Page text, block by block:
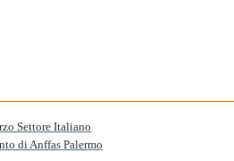
Settore Italiano
di Anffas Palermo